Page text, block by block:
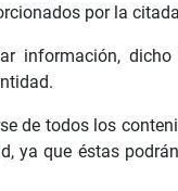
por la
información,
de todos los
ya que éstas